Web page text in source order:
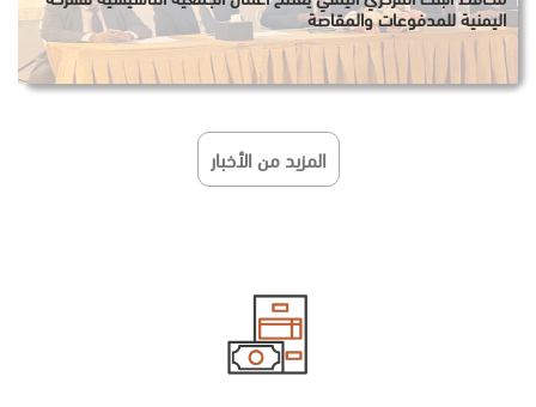
اليمنية للمدفوعات والمقاصة
المزيد من الأخبار